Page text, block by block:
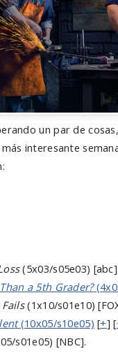
un par de
interesante
(5x03/s05e03) [abc].
a 5th Grader?
(1x10/s01e10)
(10x05/s10e05) [+] [
s01e05) [NBC].